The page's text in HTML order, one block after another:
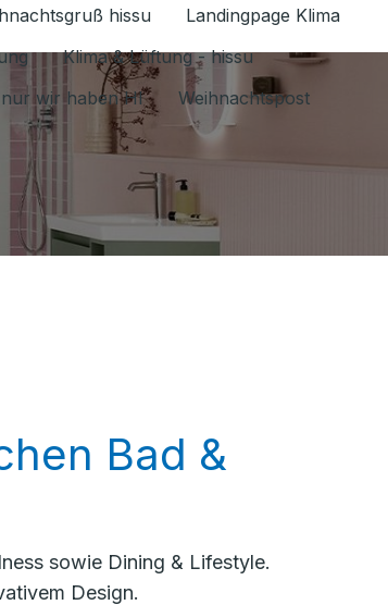
1.6.2026 umschalten
hissu
Landingpage Klima
Klima & Lüftung - hissu
wir haben HI
Weihnachtspost
Bad &
sowie Dining & Lifestyle.
Design.